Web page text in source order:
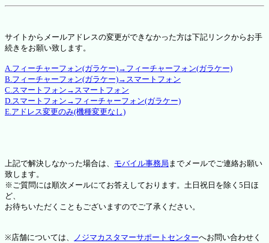
サイトからメールアドレスの変更ができなかった方は下記リンクからお手
続きをお願い致します。
A.フィーチャーフォン(ガラケー)→フィーチャーフォン(ガラケー)
B.フィーチャーフォン(ガラケー)→スマートフォン
C.スマートフォン→スマートフォン
D.スマートフォン→フィーチャーフォン(ガラケー)
E.アドレス変更のみ(機種変更なし)
上記で解決しなかった場合は、 モバイル事務局 までメールでご連絡お願い
致します。
※ご質問には順次メールにてお答えしております。土日祝日を除く5日ほ
ど、
お待ちいただくこともございますのでご了承ください。
※店舗については、 ノジマカスタマーサポートセンターへお問い合わせく